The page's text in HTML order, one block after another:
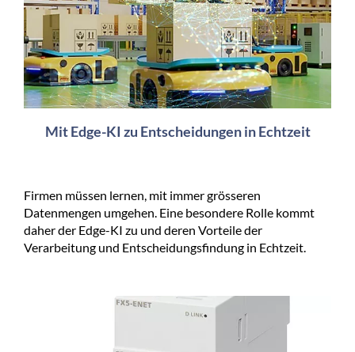
Mit Edge-KI zu Entscheidungen in Echtzeit
Firmen müssen lernen, mit immer grösseren
Datenmengen umgehen. Eine besondere Rolle kommt
daher der Edge-KI zu und deren Vorteile der
Verarbeitung und Entscheidungsfindung in Echtzeit.